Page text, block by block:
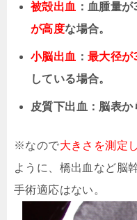
被殻出血 ：血腫量
が高度な場合。
小脳出血 ：最大径が
している場合。
皮質下出血：脳表か
※なので大きさを測定
ように、橋出血など脳
手術適応はない。